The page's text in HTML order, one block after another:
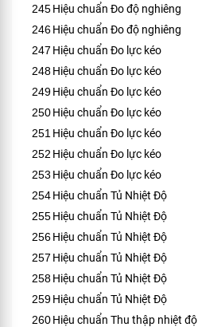
245Hiệu chuẩn Đo độ nghiêng
246Hiệu chuẩn Đo độ nghiêng
247 Hiệu chuẩn Đo lực kéo
248Hiệu chuẩn Đo lực kéo
249Hiệu chuẩn Đo lực kéo
250Hiệu chuẩn Đo lực kéo
251 Hiệu chuẩn Đo lực kéo
252 Hiệu chuẩn Đo lực kéo
253 Hiệu chuẩn Đo lực kéo
254Hiệu chuẩn Tủ Nhiệt Độ
255Hiệu chuẩn Tủ Nhiệt Độ
256Hiệu chuẩn Tủ Nhiệt Độ
257 Hiệu chuẩn Tủ Nhiệt Độ
258Hiệu chuẩn Tủ Nhiệt Độ
259Hiệu chuẩn Tủ Nhiệt Độ
260Hiệu chuẩn Thu thập nhiệt độ